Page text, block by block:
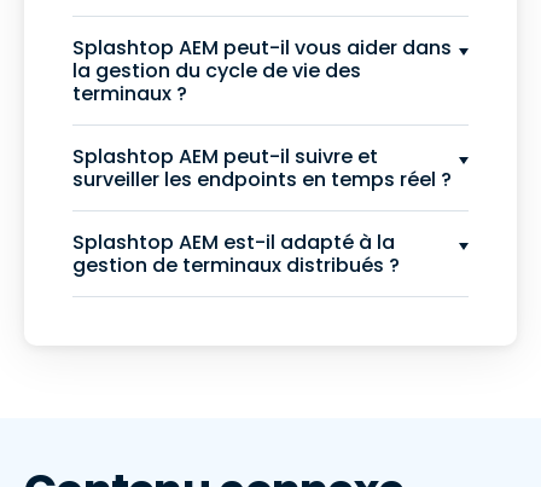
Splashtop AEM peut-il vous aider dans
la gestion du cycle de vie des
terminaux ?
Splashtop AEM peut-il suivre et
surveiller les endpoints en temps réel ?
Splashtop AEM est-il adapté à la
gestion de terminaux distribués ?